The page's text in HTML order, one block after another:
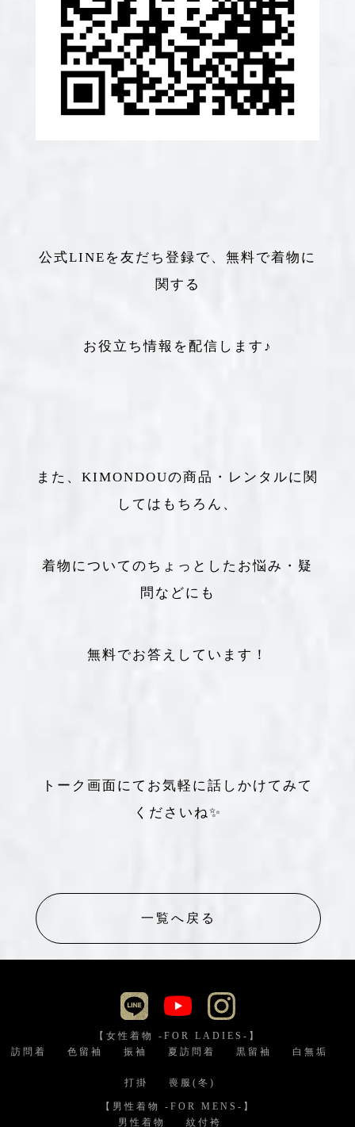
公式LINEを友だち登録で、無料で着物に
関する
お役立ち情報を配信します♪
また、KIMONDOUの商品・レンタルに関
してはもちろん、
着物についてのちょっとしたお悩み・疑
問などにも
無料でお答えしています！
トーク画面にてお気軽に話しかけてみて
くださいね✨
一覧へ戻る
【女性着物 -FOR LADIES-】
訪問着
色留袖 振袖 夏訪問着 黒留袖 白無垢
打掛 喪服(冬)
【男性着物 -FOR MENS-】
男性着物
紋付袴